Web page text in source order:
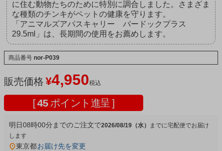
に住む動物たちのために特別に調合しました。さまざま
な種類のチンキがペットの健康を守ります。
「アニマルズアパスキャリー バードックプラス
29.5ml」は、長期間の使用をお薦めします。
商品番号 nor-P039
販売価格 ¥4,950税込
[45 ポイント進呈 ]
明日08時00分 までのご注文で2026/08/19（水） 宅配便
東京都お届け先を変更